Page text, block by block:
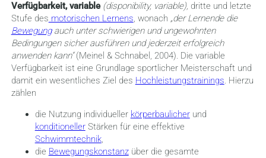
Verfügbarkeit, variable (disponibility, variable), dritte und letzte
Stufe des motorischen Lernens, wonach „der Lernende die
Bewegungauch unter schwierigen und ungewohnten
Bedingungen sicher ausführen und jederzeit erfolgreich
anwenden kann“(Meinel & Schnabel, 2004). Die variable
Verfügbarkeit ist eine Grundlage sportlicher Meisterschaft und
damit ein wesentliches Ziel des Hochleistungstrainings. Hierzu
zählen
die Nutzung individueller körperbaulicherund
konditionellerStärken für eine effektive
Schwimmtechnik,
die Bewegungskonstanzüber die gesamte